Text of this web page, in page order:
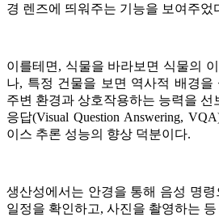
경 렌즈에 띄워주는 기능을 보여주었
이를테면, 식물을 바라보면 식물의
나, 특정 건물을 보면 역사적 배경을
주변 환경과 상호작용하는 능력을 선
응답(Visual Question Answering,
이스 추론 성능의 향상 덕분이다.
생산성에서는 안경을 통해 음성 명
일정을 확인하고, 사진을 촬영하는